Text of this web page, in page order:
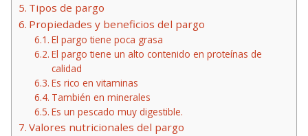
Tipos de pargo
Propiedades y beneficios del pargo
El pargo tiene poca grasa
El pargo tiene un alto contenido en proteínas de
calidad
Es rico en vitaminas
También en minerales
Es un pescado muy digestible.
Valores nutricionales del pargo